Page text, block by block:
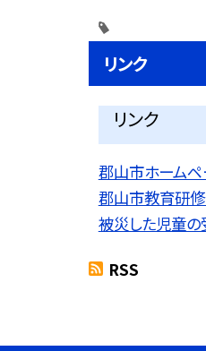
リンク
リンク
郡山市ホーム
郡山市教育研
被災した児童
RSS